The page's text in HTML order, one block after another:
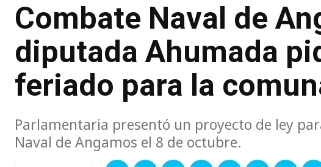
Combate Naval de
diputada Ahumada
feriado para la
Parlamentaria presentó un proyecto de ley
Naval de Angamos el 8 de octubre.